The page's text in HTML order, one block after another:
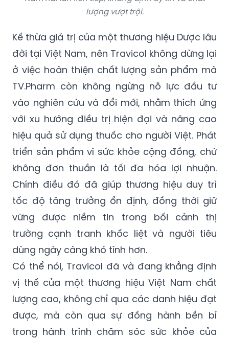
lượng vượt trội.
Kế thừa giá trị của một thương hiệu Dược lâu
đời tại Việt Nam, nên Travicol không dừng lại
ở việc hoàn thiện chất lượng sản phẩm mà
TV.Pharm còn không ngừng nỗ lực đầu tư
vào nghiên cứu và đổi mới, nhằm thích ứng
với xu hướng điều trị hiện đại và nâng cao
hiệu quả sử dụng thuốc cho người Việt. Phát
triển sản phẩm vì sức khỏe cộng đồng, chứ
không đơn thuần là tối đa hóa lợi nhuận.
Chính điều đó đã giúp thương hiệu duy trì
tốc độ tăng trưởng ổn định, đồng thời giữ
vững được niềm tin trong bối cảnh thị
trường cạnh tranh khốc liệt và người tiêu
dùng ngày càng khó tính hơn.
Có thể nói, Travicol đã và đang khẳng định
vị thế của một thương hiệu Việt Nam chất
lượng cao, không chỉ qua các danh hiệu đạt
được, mà còn qua sự đồng hành bền bỉ
trong hành trình chăm sóc sức khỏe của